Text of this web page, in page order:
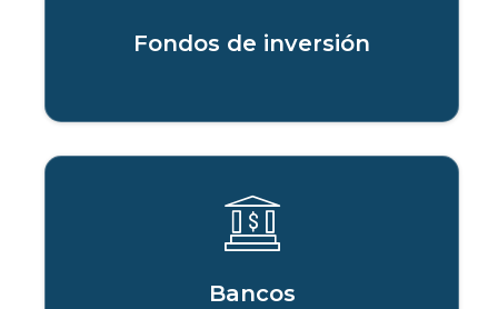
Fondos de inversión
Bancos